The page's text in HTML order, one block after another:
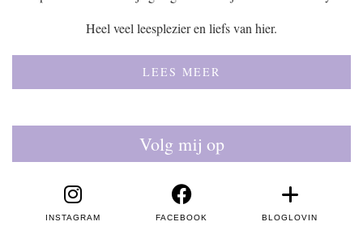
Heel veel leesplezier en liefs van hier.
LEES MEER
Volg mij op
INSTAGRAM FACEBOOK BLOGLOVIN